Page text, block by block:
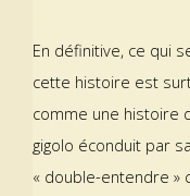
En définitive, ce qui
cette histoire est
comme une histoire
gigolo éconduit par
« double-entendre »